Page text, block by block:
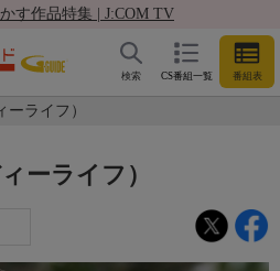
す作品特集 | J:COM TV
CS番組一覧 番組表
検索
ライフ）
ーライフ）